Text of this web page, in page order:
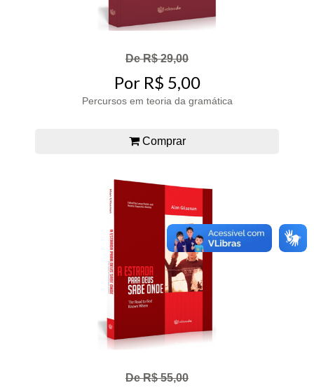
De R$ 29,00
Por R$ 5,00
Percursos em teoria da gramática
Comprar
De R$ 55,00